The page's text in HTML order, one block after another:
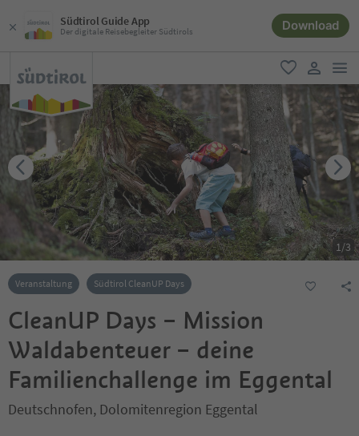
Südtirol Guide App
Der digitale Reisebegleiter Südtirols Download
favorit
user link
1/3
Veranstaltung Südtirol CleanUP Days
CleanUP Days – Mission
Waldabenteuer – deine
Familienchallenge im Eggental
Deutschnofen, Dolomitenregion Eggental